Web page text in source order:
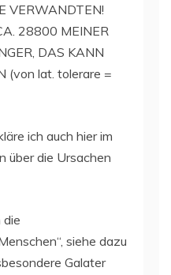
VERWANDTEN!
28800 MEINER
DAS KANN
(von lat. tolerare =
ich auch hier im
über die Ursachen
die
siehe dazu
Galater